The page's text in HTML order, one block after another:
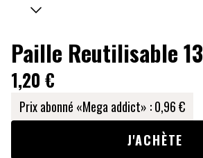
Paille Reutilisable
1,20 €
Prix abonné «Mega addict» :0,96 €
J'ACHÈTE